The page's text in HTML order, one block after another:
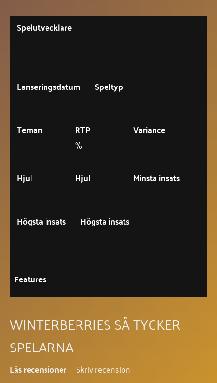
Spelutvecklare
Lanseringsdatum Speltyp
Teman
RTP
%
Variance
Hjul Hjul Minsta insats
Högsta insats Högsta insats
Features
WINTERBERRIES SÅ TYCKER
SPELARNA
Läs recensioner
Skriv recension